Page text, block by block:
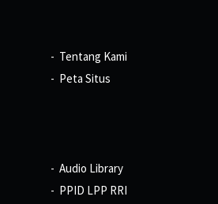
Tentang Kami
Peta Situs
Audio Library
PPID LPP RRI